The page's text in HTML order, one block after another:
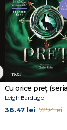
Leigh Bardugo
36.47 lei 72.94 lei